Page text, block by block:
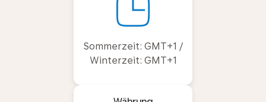
Sommerzeit: GMT+1 /
Winterzeit: GMT+1